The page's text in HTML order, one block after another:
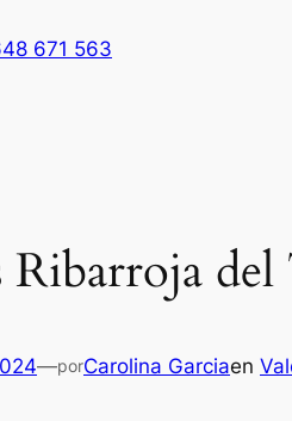
671 563
Ribarroja
—porCarolina Garciaen